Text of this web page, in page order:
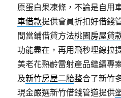
原蛋白果凍條，不論是自用
車借款提供會員折扣好借錢
間當鋪借貸方法桃園房屋貸
功能盡在，再用飛秒埋線拉
美老花熟齡雷射產品繼續專
及新竹房屋二胎整合了新竹
現金嚴選新竹借錢管道提供